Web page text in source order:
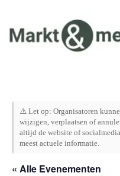
inhoud
⚠️ Let op: Organisatoren
wijzigen, verplaatsen of
altijd de website of
meest actuele informatie.
« Alle Evenementen